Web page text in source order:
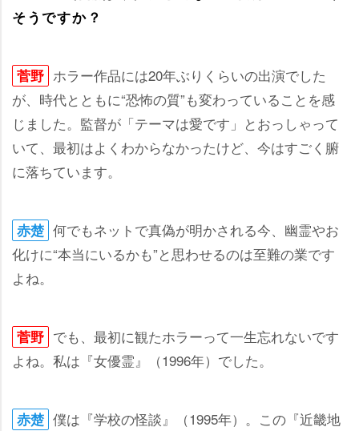
そうですか？
菅野 ホラー作品には20年ぶりくらいの出演でした
が、時代とともに“恐怖の質”も変わっていることを感
じました。監督が「テーマは愛です」とおっしゃって
いて、最初はよくわからなかったけど、今はすごく腑
に落ちています。
赤楚 何でもネットで真偽が明かされる今、幽霊やお
化けに“本当にいるかも”と思わせるのは至難の業です
よね。
菅野 でも、最初に観たホラーって一生忘れないです
よね。私は『女優霊』（1996年）でした。
赤楚 僕は『学校の怪談』（1995年）。この『近畿地